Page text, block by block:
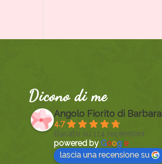
Dicono di me
Angolo Fiorito di Barbara
4.7
Basato su 114 recensioni
powered byGoogle
lascia una recensione su